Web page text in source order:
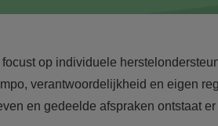
focust op individuele
verantwoordelijkheid en eigen
en gedeelde afspraken ontstaat